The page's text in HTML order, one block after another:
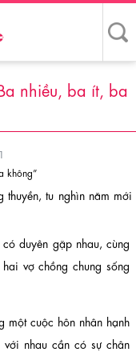
nhiều, ba ít, ba
thuyền, tu nghìn năm mới
duyên gặp nhau, cùng
vợ chồng chung sống
một cuộc hôn nhân hạnh
nhau cần có sự chân